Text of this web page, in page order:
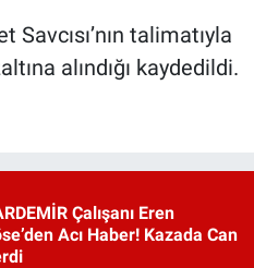
Savcısı’nın talimatıyla
alındığı kaydedildi.
Çalışanı Eren
Acı Haber! Kazada Can